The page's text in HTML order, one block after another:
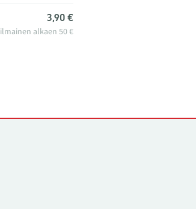
3,90 €
ilmainen alkaen 50 €